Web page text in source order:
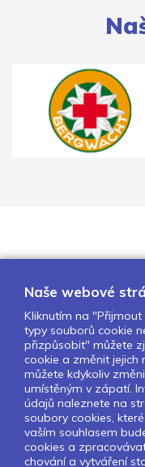
O nás
Partneři
Naše webové
Kliknutím na
typy souborů cookie
přizpůsobit" můžete
cookie a změnit jejich
můžete kdykoliv
umístěným v zápatí.
údajů naleznete na
soubory cookies,
vaším souhlasem
cookies a
chování a vytváření